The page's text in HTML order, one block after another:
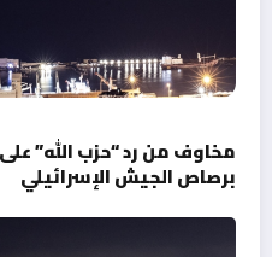
مخاوف من رد “حزب الله”
برصاص الجيش الإسرائيلي